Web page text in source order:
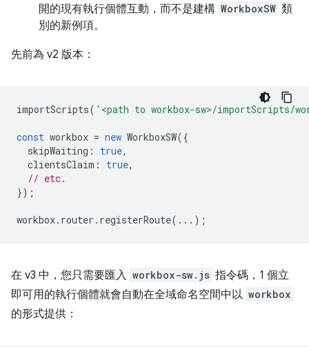
開的現有執行個體互動，而不是建構 WorkboxSW 類
別的新例項。
先前為 v2 版本：
importScripts( '<path to workbox-sw>/importScripts/
const workbox = new WorkboxSW({
skipWaiting : true,
clientsClaim : true,
// etc.
});
workbox. router . registerRoute(...);
在 v3 中，您只需要匯入 workbox-sw.js 指令碼，1 個立
即可用的執行個體就會自動在全域命名空間中以 workbox
的形式提供：